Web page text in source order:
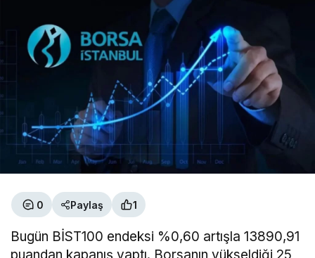
0 Paylaş 1
Bugün BİST100 endeksi %0,60 artışla 13890,91